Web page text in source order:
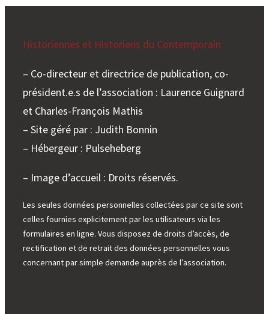
Historiennes et Historiens du Contemporain
– Co-directeur et directrice de publication, co-
président.e.s de l’association : Laurence Guignard
et Charles-François Mathis
– Site géré par : Judith Bonnin
– Hébergeur : Pulseheberg
– Image d’accueil : Droits réservés.
Les seules données personnelles collectées par ce site sont
celles fournies explicitement par les utilisateurs via les
formulaires en ligne. Vous disposez de droits d’accès, de
rectification et de retrait des données personnelles vous
concernant par simple demande auprès de l’association.